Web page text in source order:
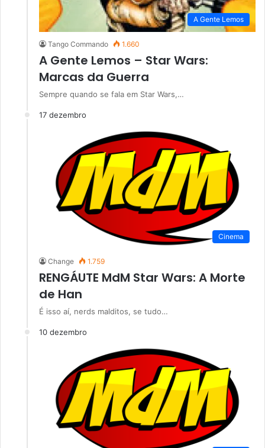
A Gente Lemos
Tango Commando 1.660
A Gente Lemos – Star Wars:
Marcas da Guerra
Sempre quando se fala em Star Wars,…
17 dezembro
Cinema
Change 1.759
RENGÁUTE MdM Star Wars: A Morte
de Han
É isso aí, nerds malditos, se tudo…
10 dezembro